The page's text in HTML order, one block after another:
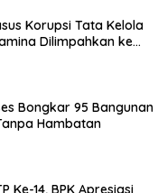
Korupsi Tata Kelola
Dilimpahkan ke
Bongkar 95 Bangunan
Hambatan
Ke-14, BPK Apresiasi